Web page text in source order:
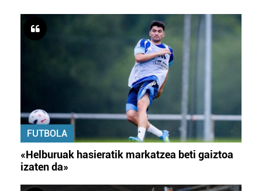
FUTBOLA
«Helburuak hasieratik markatzea beti gaiztoa
izaten da»